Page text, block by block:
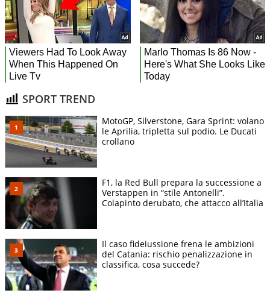
SPORT TREND
MotoGP, Silverstone, Gara Sprint: volano
le Aprilia, tripletta sul podio. Le Ducati
crollano
F1, la Red Bull prepara la successione a
Verstappen in “stile Antonelli”.
Colapinto derubato, che attacco all’Italia
Il caso fideiussione frena le ambizioni
del Catania: rischio penalizzazione in
classifica, cosa succede?